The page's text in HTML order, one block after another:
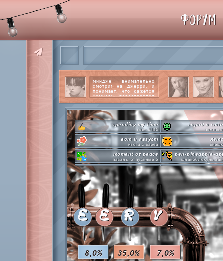
8,0% 35,0% 7,0%
миндже внимательно
смотрит на джерри, и
понимает, что кажется
немного перестарался
далее
spending my time
тест #183
город в
вот и август
итоги с варей
moment of peace
паззлы отпускные 5
pen-pineapple-
шлакоблокунь
hot n cold
охлаждаемся в клабграмме
сделай это
everyone's a star
покупаем звезды
time goes by
private emotion
с днем эмоций #4
hot
летняя
E E R V
ФОРУМ